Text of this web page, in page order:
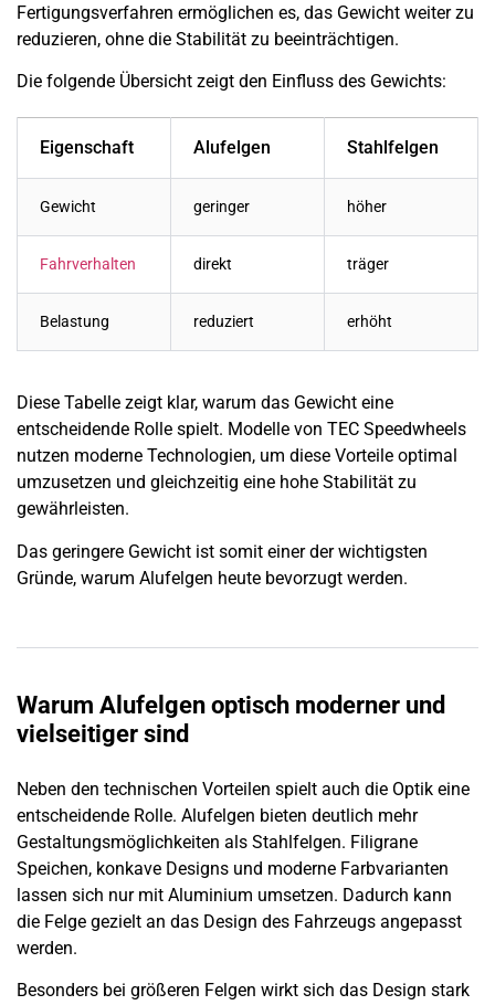
Fertigungsverfahren ermöglichen es, das Gewicht weiter zu
reduzieren, ohne die Stabilität zu beeinträchtigen.
Die folgende Übersicht zeigt den Einfluss des Gewichts:
Eigenschaft Alufelgen Stahlfelgen
Gewicht geringer höher
Fahrverhalten direkt träger
Belastung reduziert erhöht
Diese Tabelle zeigt klar, warum das Gewicht eine
entscheidende Rolle spielt. Modelle von TEC Speedwheels
nutzen moderne Technologien, um diese Vorteile optimal
umzusetzen und gleichzeitig eine hohe Stabilität zu
gewährleisten.
Das geringere Gewicht ist somit einer der wichtigsten
Gründe, warum Alufelgen heute bevorzugt werden.
Warum Alufelgen optisch moderner und
vielseitiger sind
Neben den technischen Vorteilen spielt auch die Optik eine
entscheidende Rolle. Alufelgen bieten deutlich mehr
Gestaltungsmöglichkeiten als Stahlfelgen. Filigrane
Speichen, konkave Designs und moderne Farbvarianten
lassen sich nur mit Aluminium umsetzen. Dadurch kann
die Felge gezielt an das Design des Fahrzeugs angepasst
werden.
Besonders bei größeren Felgen wirkt sich das Design stark